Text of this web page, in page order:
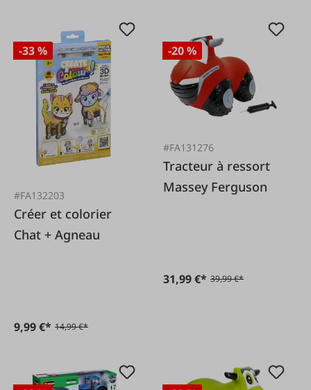
-33 %
#FA132203
Créer et colorier
Chat + Agneau
9,99 €* 14,99 €*
-20 %
#FA131276
Tracteur à ressort
Massey Ferguson
31,99 €* 39,99 €*